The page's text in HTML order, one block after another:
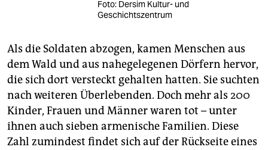
Foto: Dersim Kultur- und
Geschichtszentrum
Als die Soldaten abzogen, kamen Menschen aus
dem Wald und aus nahegelegenen Dörfern hervor,
die sich dort versteckt gehalten hatten. Sie suchten
nach weiteren Überlebenden. Doch mehr als 200
Kinder, Frauen und Männer waren tot – unter
ihnen auch sieben armenische Familien. Diese
Zahl zumindest findet sich auf der Rückseite eines